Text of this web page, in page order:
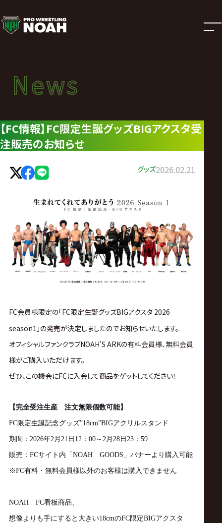
ニ
ュ
ー
ス
|
プ
ロ
ス
リ
グ・
ノ
ア
公
式
サ
イ
ト
News
ニュース
News
【FC情報】FC限定生誕グッズBIGアクスタ受
注販売のお知らせ
グッズ2026.02.21
FC会員様限定の「FC限定生誕グッズBIGアクスタ 2026
season1」の発売が決定しましたのでお知らせいたします。
オフィシャルファンクラブNOAH'S ARKの有料会員様、無料会員
様がご購入いただけます。
ぜひ、この機会にFCに入会して商品をゲットしてください！
【完全受注生産 注文無限個数可能】
FC限定生誕記念グッズ”18cm”BIGアクリルスタンド
期間： 2026年2月 21 日 12： 00～ 2月 28日 23： 59
販売： FCサイト内「 NOAH GOODS 」バナーより購入可能
※FC有料・無料会員様以外のお客様は購入できません
NOAH FC看板商品、
想像よりも手にすると大きい18cmのFC限定BIGアクスタ